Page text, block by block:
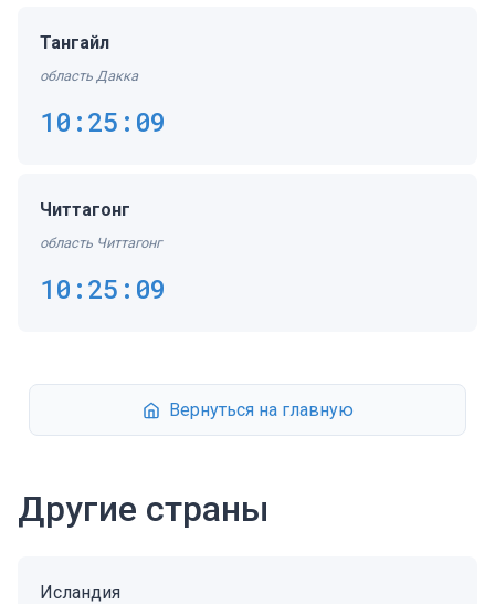
Тангайл
область Дакка
10:25:09
Читтагонг
область Читтагонг
10:25:09
Вернуться на главную
Другие страны
Исландия